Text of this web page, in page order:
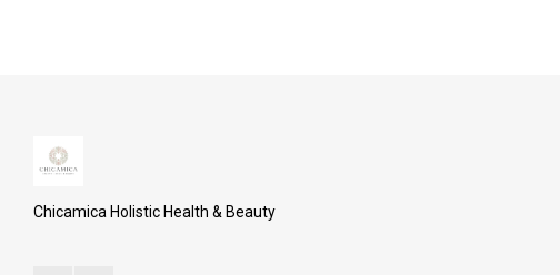
Chicamica Holistic Health & Beauty